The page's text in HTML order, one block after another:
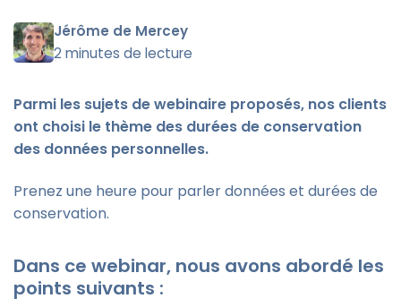
Jérôme de Mercey
2 minutes de lecture
Parmi les sujets de webinaire proposés, nos clients
ont choisi le thème des durées de conservation
des données personnelles.
Prenez une heure pour parler données et durées de
conservation.
Dans ce webinar, nous avons abordé les
points suivants :